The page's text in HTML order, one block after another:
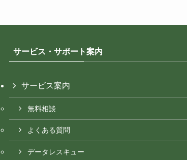
サービス・サポート案内
サービス案内
無料相談
よくある質問
データレスキュー